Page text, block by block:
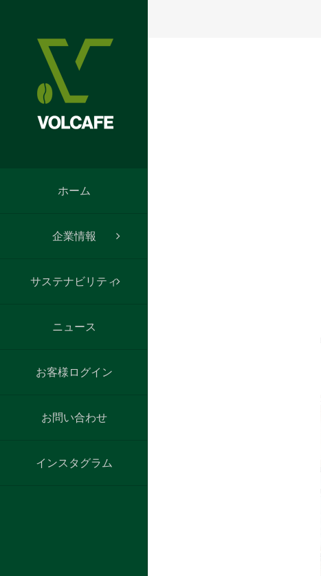
content
ホーム
企業情報
サステナビリティ
ニュース
お客様ログイン
お問い合わせ
インスタグラム